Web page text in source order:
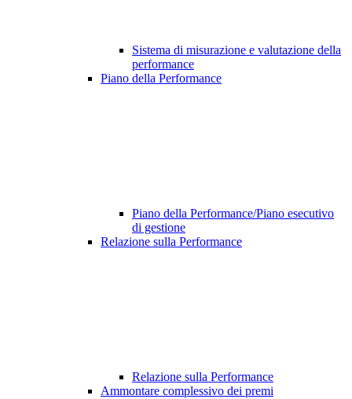
Sistema di misurazione e valutazione della
performance
Piano della Performance
Piano della Performance/Piano esecutivo
di gestione
Relazione sulla Performance
Relazione sulla Performance
Ammontare complessivo dei premi